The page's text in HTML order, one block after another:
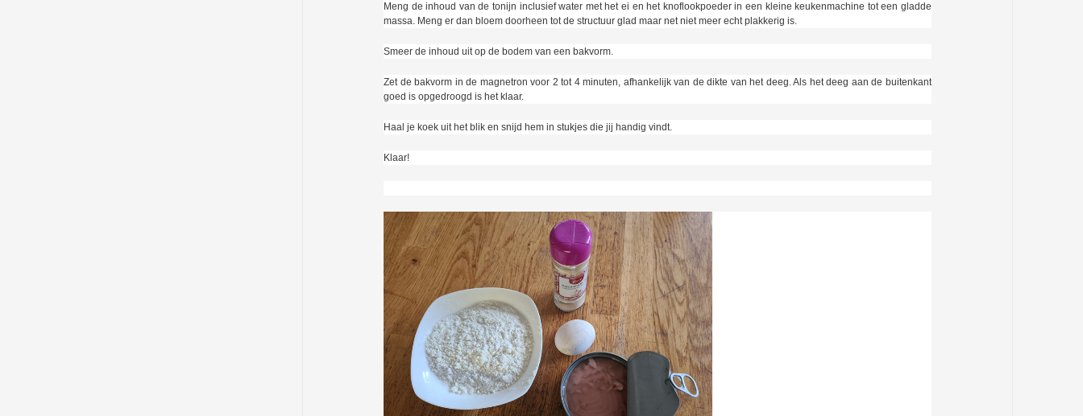
Meng de inhoud van de tonijn inclusief water met het ei en het knoflookpoeder in een kleine keukenmachine tot een gladde
massa. Meng er dan bloem doorheen tot de structuur glad maar net niet meer echt plakkerig is.
Smeer de inhoud uit op de bodem van een bakvorm.
Zet de bakvorm in de magnetron voor 2 tot 4 minuten, afhankelijk van de dikte van het deeg. Als het deeg aan de buitenkant
goed is opgedroogd is het klaar.
Haal je koek uit het blik en snijd hem in stukjes die jij handig vindt.
Klaar!